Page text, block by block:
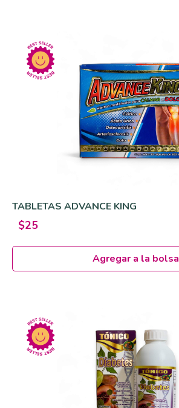
TABLETAS ADVANCE KING
$25
Agregar a la bolsa